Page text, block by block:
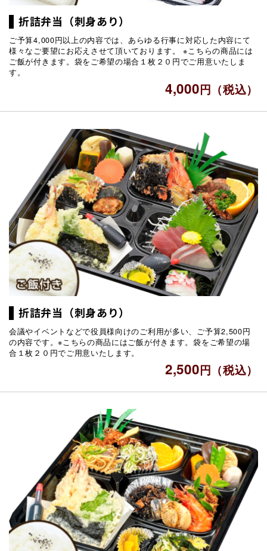
折詰弁当（刺身あり）
ご予算4,000円以上の内容では、あらゆる行事に対応した内容にて
様々なご要望にお応えさせて頂いております。 ※こちらの商品には
ご飯が付きます。袋をご希望の場合１枚２０円でご用意いたしま
す。
4,000円（税込）
折詰弁当（刺身あり）
会議やイベントなどで役員様向けのご利用が多い、ご予算2,500円
の内容です。※こちらの商品にはご飯が付きます。袋をご希望の場
合１枚２０円でご用意いたします。
2,500円（税込）